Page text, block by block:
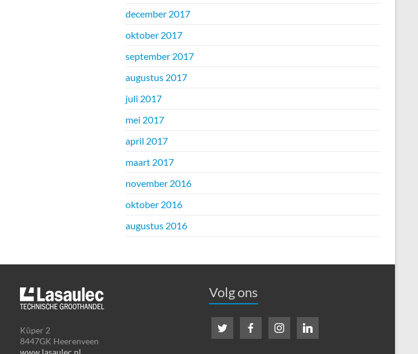
december 2017
oktober 2017
september 2017
augustus 2017
juli 2017
mei 2017
april 2017
maart 2017
november 2016
oktober 2016
augustus 2016
Kûper 2
8447GK Heerenveen
Volg ons